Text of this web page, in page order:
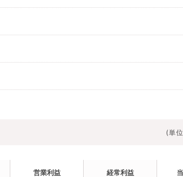
(単
営業利益 経常利益